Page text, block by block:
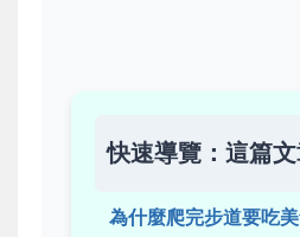
快速導覽：這篇
為什麼爬完步道要吃